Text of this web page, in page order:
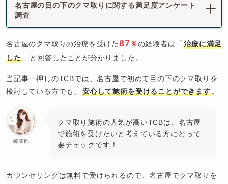
名古屋の目の下のクマ取りに関する満足度アンケート
調査
名古屋のクマ取りの治療を受けた87％の経験者は「治療に満足
した」と回答したことが分かりました。
当記事一押しのTCBでは、名古屋で初めて目の下のクマ取りを
検討している方でも、安心して施術を受けることができます。
編集部
クマ取り施術の人気が高いTCBは、名古屋
で施術を受けたいと考えている方にとって
要チェックです！
カウンセリングは無料で受けられるので、名古屋でクマ取りを